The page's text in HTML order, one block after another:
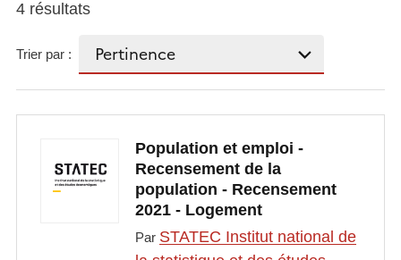
4 résultats
Trier par :
Population et emploi -
Recensement de la
population - Recensement
2021 - Logement
Par STATEC Institut national de